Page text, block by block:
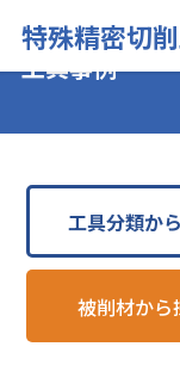
特殊精密切
工具事例
工具分類か
被削材から